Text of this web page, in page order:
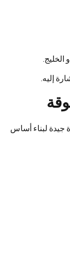
إليه.
جيدة لبناء أساس